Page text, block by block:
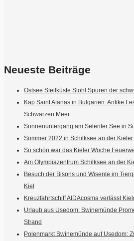
Neueste Beiträge
Ostsee Steilküste Stohl Spuren der
Kap Saint Atanas in Bulgarien: Antike
Schwarzen Meer
Sonnenuntergang am Selenter See in
Sommer 2022 in Schilksee an der Kieler
So schön war das Kieler Woche
Am Olympiazentrum Schilksee an der
Besuch der Bisons und Wisente im
Kiel
Kreuzfahrtschiff AIDAcosma verlässt
Urlaub aus Usedom: Swinemünde
Strand
Polenmarkt Swinemünde auf Usedom: